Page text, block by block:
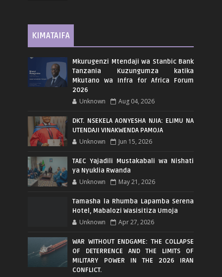
KIMATAIFA
Mkurugenzi Mtendaji wa Stanbic Bank
Tanzania Kuzungumza katika
Mkutano wa Infra for Africa Forum
2026
Unknown Aug 04, 2026
DKT. NSEKELA AONYESHA NJIA: ELIMU NA
UTENDAJI VINAKWENDA PAMOJA
Unknown Jun 15, 2026
TAEC Yajadili Mustakabali wa Nishati
ya Nyuklia Rwanda
Unknown May 21, 2026
Tamasha la Rhumba Lapamba Serena
Hotel, Mabalozi Wasisitiza Umoja
Unknown Apr 27, 2026
WAR WITHOUT ENDGAME: THE COLLAPSE
OF DETERRENCE AND THE LIMITS OF
MILITARY POWER IN THE 2026 IRAN
CONFLICT.